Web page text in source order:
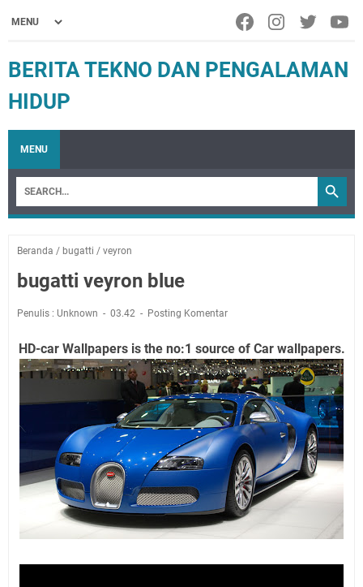
BERITA TEKNO DAN PENGALAMAN
HIDUP
MENU
Beranda / bugatti / veyron
bugatti veyron blue
Penulis : Unknown 03.42 Posting Komentar
HD-car Wallpapers is the no:1 source of Car wallpapers.